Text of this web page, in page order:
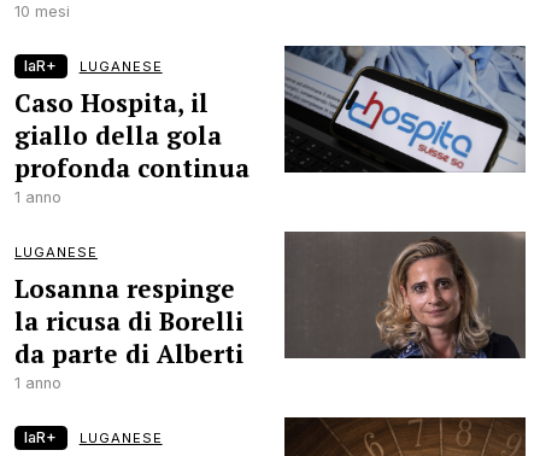
10 mesi
laR+ LUGANESE
Caso Hospita, il
giallo della gola
profonda continua
1 anno
LUGANESE
Losanna respinge
la ricusa di Borelli
da parte di Alberti
1 anno
laR+ LUGANESE